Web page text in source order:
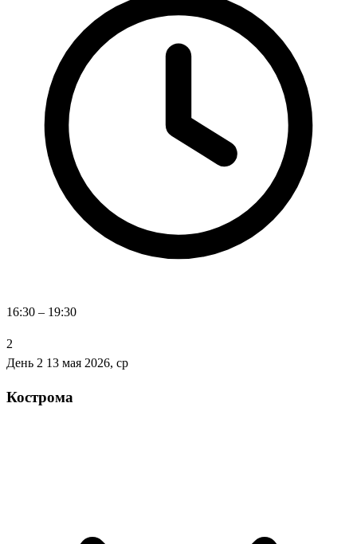
16:30 – 19:30
2
День 2 13 мая 2026, ср
Кострома